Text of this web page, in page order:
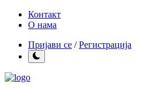
Контакт
О нама
Пријави се /Регистрација